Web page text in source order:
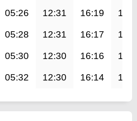
05:26 12:31 16:19
05:28 12:31 16:17
05:30 12:30 16:16
05:32 12:30 16:14